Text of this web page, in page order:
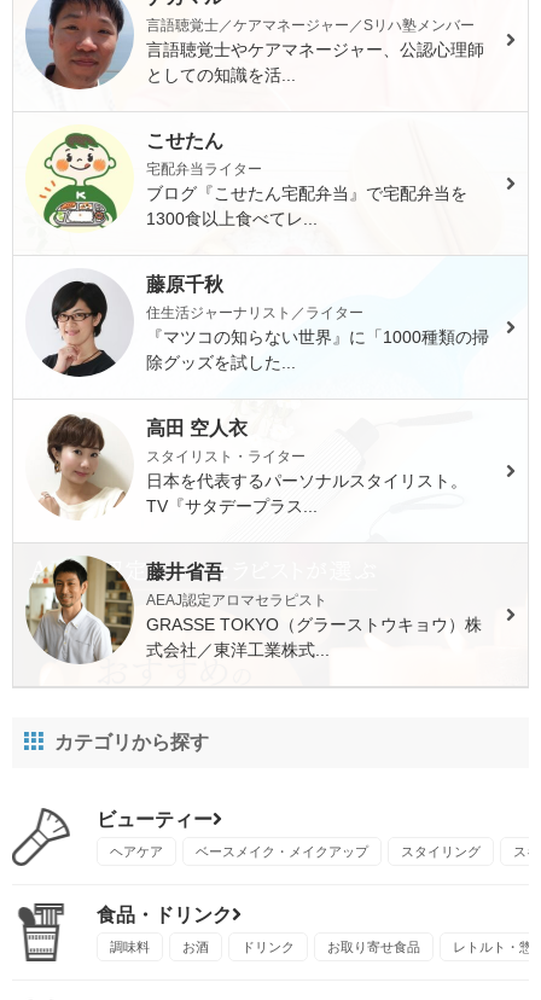
言語聴覚士／ケアマネージャー／Sリハ塾メンバー
言語聴覚士やケアマネージャー、公認心理師
としての知識を活...
こせたん
宅配弁当ライター
ブログ『こせたん宅配弁当』で宅配弁当を
1300食以上食べてレ...
藤原千秋
住生活ジャーナリスト／ライター
『マツコの知らない世界』に「1000種類の掃
除グッズを試した...
高田 空人衣
スタイリスト・ライター
日本を代表するパーソナルスタイリスト。
TV『サタデープラス...
藤井省吾
AEAJ認定アロマセラピスト
GRASSE TOKYO（グラーストウキョウ）株
式会社／東洋工業株式...
カテゴリから探す
ビューティー
ヘアケア ベースメイク・メイクアップ スタイリング ス
食品・ドリンク
調味料 お酒 ドリンク お取り寄せ食品 レトルト・惣